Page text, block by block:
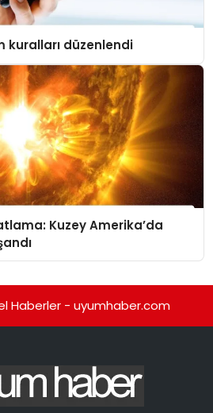
kuralları düzenlendi
Kuzey Amerika’da
Haberler - uyumhaber.com